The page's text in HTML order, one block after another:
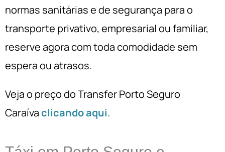
normas sanitárias e de segurança para o
transporte privativo, empresarial ou familiar,
reserve agora com toda comodidade sem
espera ou atrasos.
Veja o preço do Transfer Porto Seguro
Caraívaclicando aqui.